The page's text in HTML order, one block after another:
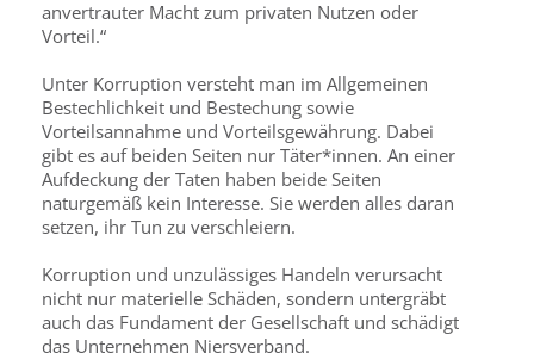
anvertrauter Macht zum privaten Nutzen oder
Vorteil.“
Unter Korruption versteht man im Allgemeinen
Bestechlichkeit und Bestechung sowie
Vorteilsannahme und Vorteilsgewährung. Dabei
gibt es auf beiden Seiten nur Täter*innen. An einer
Aufdeckung der Taten haben beide Seiten
naturgemäß kein Interesse. Sie werden alles daran
setzen, ihr Tun zu verschleiern.
Korruption und unzulässiges Handeln verursacht
nicht nur materielle Schäden, sondern untergräbt
auch das Fundament der Gesellschaft und schädigt
das Unternehmen Niersverband.